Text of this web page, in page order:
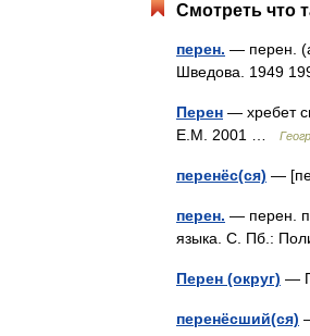
Смотреть что
перен. — перен.
Шведова. 1949
Перен — хребет
Е.М. 2001 …
перенёс(ся) —
перен. — перен.
языка. С. Пб.:
Перен (округ) —
перенёсший(ся)